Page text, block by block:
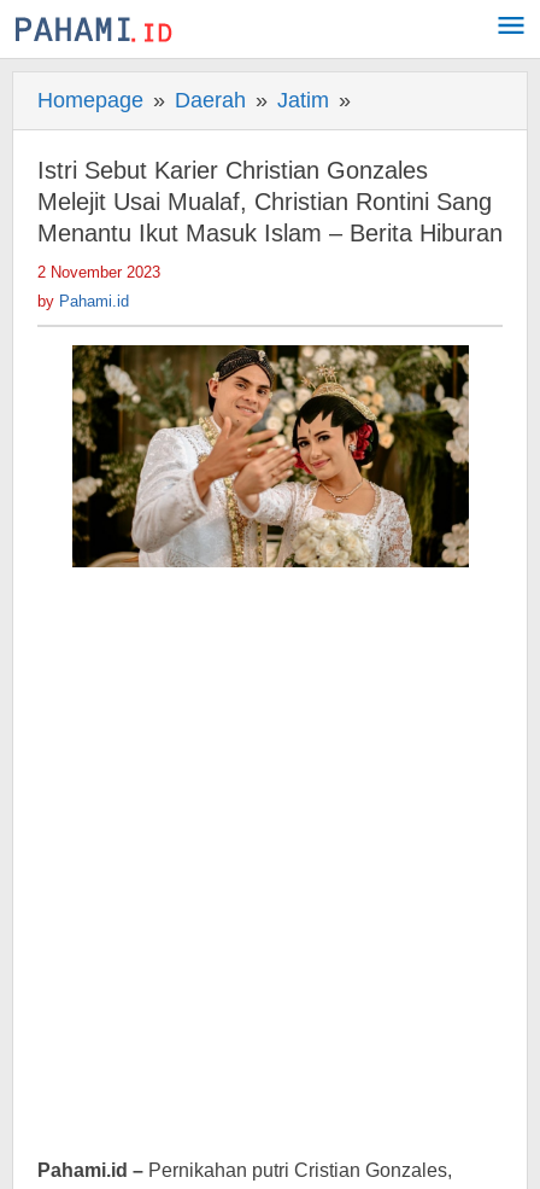
Skip
to
Homepage » Daerah » Jatim »
Sebut
Karier
Christian
Gonzales
Mualaf,
Christian
Rontini
Sang
Menantu
Ikut
Masuk
Islam
Istri Sebut Karier Christian Gonzales
Melejit Usai Mualaf, Christian Rontini Sang
Menantu Ikut Masuk Islam – Berita Hiburan
2 November 2023
by Pahami.id
Pahami.id – Pernikahan putri Cristian Gonzales,